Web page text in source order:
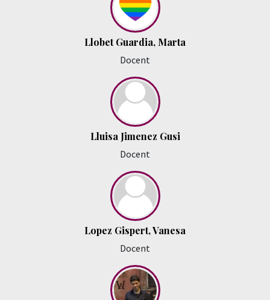
Llobet Guardia, Marta
Docent
Lluisa Jimenez Gusi
Docent
Lopez Gispert, Vanesa
Docent